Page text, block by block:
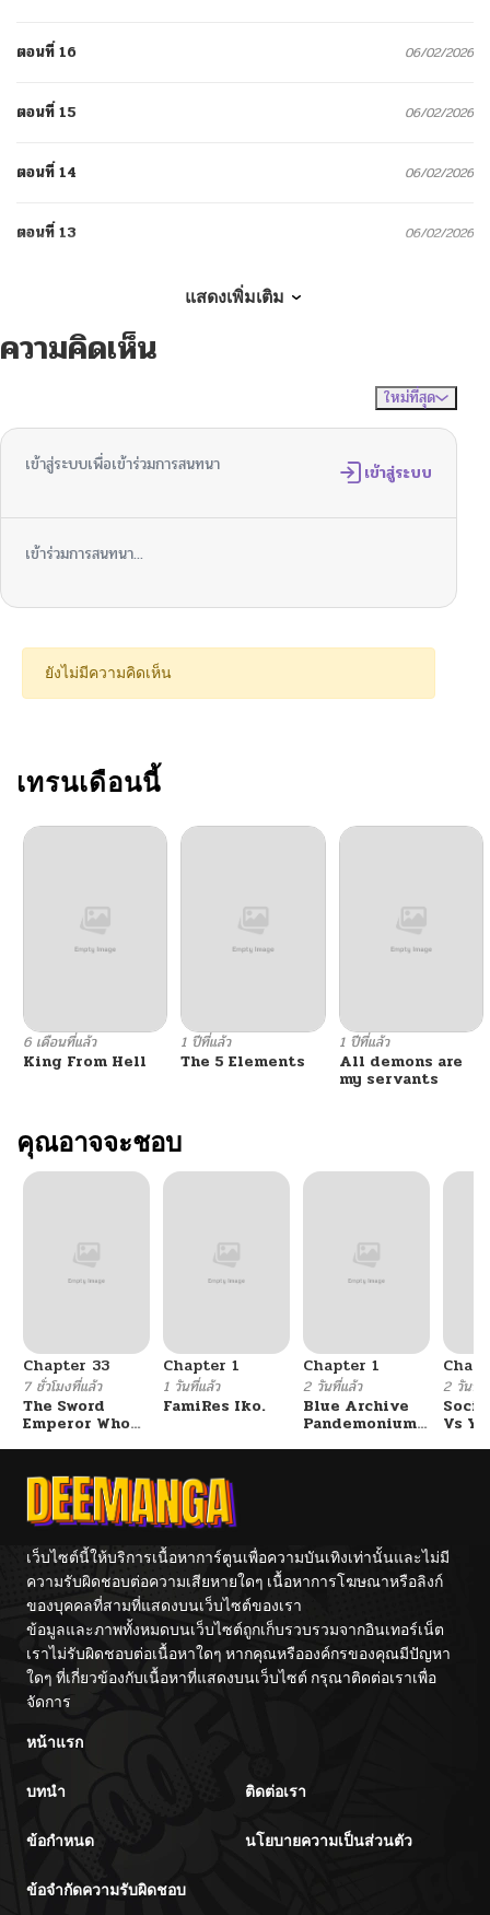
ตอนที่ 16 06/02/2026
ตอนที่ 15 06/02/2026
ตอนที่ 14 06/02/2026
ตอนที่ 13 06/02/2026
ตอนที่ 11
06/02/2026
ตอนที่ 8 06/02/2026
06/02/2026
ตอนที่ 5 06/02/2026
ตอนที่ 3.1
ตอนที่ 3
แสดงเพิ่มเติม
ความคิดเห็น
ใหม่ที่สุด
เข้าสู่ระบบเพื่อเข้าร่วมการสนทนา เข้าสู่ระบบ
เข้าร่วมการสนทนา...
ยังไม่มีความคิดเห็น
เทรนเดือนนี้
6 เดือนที่แล้ว
King From Hell
1 ปีที่แล้ว
The 5 Elements
1 ปีที่แล้ว
All demons are
my servants
คุณอาจจะชอบ
Chapter 33
7 ชั่วโมงที่แล้ว
The Sword
Emperor Who
จักรพรรดิเทพดาบ
ผงาดเหนือชาติภพ
Chapter 1
1 วันที่แล้ว
FamiRes Iko.
Chapter 1
2 วันที่แล้ว
Blue Archive
Pandemonium
2 วันที่แ
Vs
เว็บไซต์นี้ให้บริการเนื้อหาการ์ตูนเพื่อความบันเทิงเท่านั้นและไม่มี
ความรับผิดชอบต่อความเสียหายใดๆ เนื้อหาการโฆษณาหรือลิงก์
ของบุคคลที่สามที่แสดงบนเว็บไซต์ของเรา
ข้อมูลและภาพทั้งหมดบนเว็บไซต์ถูกเก็บรวบรวมจากอินเทอร์เน็ต
เราไม่รับผิดชอบต่อเนื้อหาใดๆ หากคุณหรือองค์กรของคุณมีปัญหา
ใดๆ ที่เกี่ยวข้องกับเนื้อหาที่แสดงบนเว็บไซต์ กรุณาติดต่อเราเพื่อ
จัดการ
หน้าแรก
บทนำ ติดต่อเรา
ข้อกำหนด นโยบายความเป็นส่วนตัว
ข้อจำกัดความรับผิดชอบ